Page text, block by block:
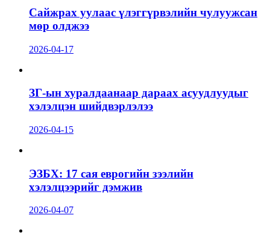
Сайжрах уулаас үлэггүрвэлийн чулуужсан
мөр олджээ
2026-04-17
ЗГ-ын хуралдаанаар дараах асуудлуудыг
хэлэлцэн шийдвэрлэлээ
2026-04-15
ЭЗБХ: 17 сая еврогийн зээлийн
хэлэлцээрийг дэмжив
2026-04-07